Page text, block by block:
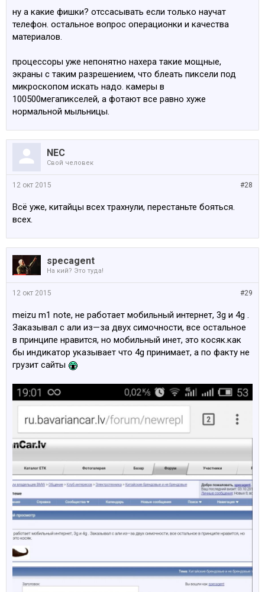
ну а какие фишки? отссасывать если только научат
телефон. остальное вопрос операционки и качества
материалов.
процессоры уже непонятно нахера такие мощные,
экраны с таким разрешением, что блеать пиксели под
микроскопом искать надо. камеры в
100500мегапикселей, а фотают все равно хуже
нормальной мыльницы.
NEC
Свой человек
#28
12 окт 2015
Всё уже, китайцы всех трахнули, перестаньте бояться.
всех.
specagent
На кий? Это туда!
#29
12 окт 2015
meizu m1 note, не работает мобильный интернет, 3g и 4g .
Заказывал с али из—за двух симочности, все остальное
в принципе нравится, но мобильный инет, это косяк.как
бы индикатор указывает что 4g принимает, а по факту не
грузит сайты